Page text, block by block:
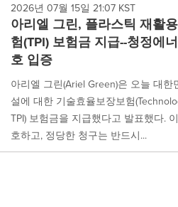
2026년 07월 15일 21:07 KST
아리엘 그린, 플라스틱 재활
험(TPI) 보험금 지급--청정에
호 입증
아리엘 그린(Ariel Green)은 오늘 대
설에 대한 기술효율보장보험
TPI) 보험금을 지급했다고 발표했다.
호하고, 정당한 청구는 반드시...